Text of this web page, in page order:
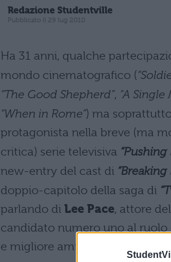
Redazione Studentville
Pubblicato il 29 lug 2010
Ha 31 anni, qualche
mondo cinematografico (
“The Good Shepherd”, “A Single
“When in Rome”) ma
protagonista nella breve (ma
critica) serie televisiva “Pushing
new-entry del cast di “Breaking
doppio-capitolo della saga di
parlando di Lee Pace, attore
candidato numero uno al ruolo
e migliore amico di Edward